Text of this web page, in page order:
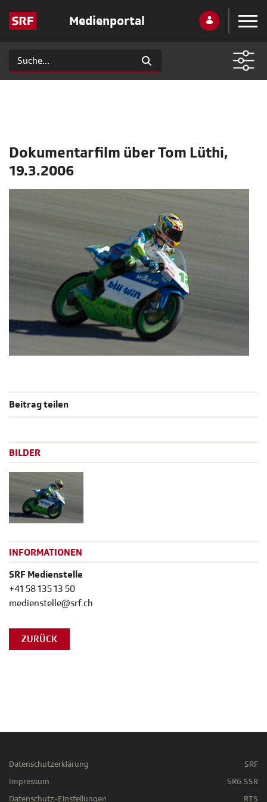
Medienportal
Dokumentarfilm über Tom Lüthi,
19.3.2006
Beitrag teilen
BILDER
INFORMATIONEN
SRF Medienstelle
+41 58 135 13 50
medienstelle@srf.ch
ZURÜCK
Datenschutzerklärung
Impressum
Datenschutz-Einstellungen
SRF
SRG SSR
RTS